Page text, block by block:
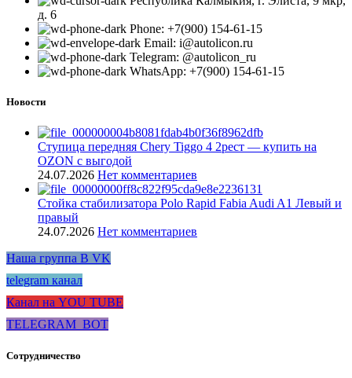
д. 6
Phone: +7(900) 154-61-15
Email: i@autolicon.ru
Telegram: @autolicon_ru
WhatsApp: +7(900) 154-61-15
Новости
Ступица передняя Chery Tiggo 4 2рест — купить на
OZON с выгодой
24.07.2026 Нет комментариев
Стойка стабилизатора Polo Rapid Fabia Audi A1 Левый и
правый
24.07.2026 Нет комментариев
Наша группа В VK
telegram канал
Канал на YOU TUBE
TELEGRAM_BOT
Сотрудничество